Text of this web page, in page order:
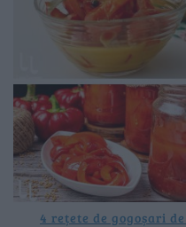
4 rețete de gogoșari